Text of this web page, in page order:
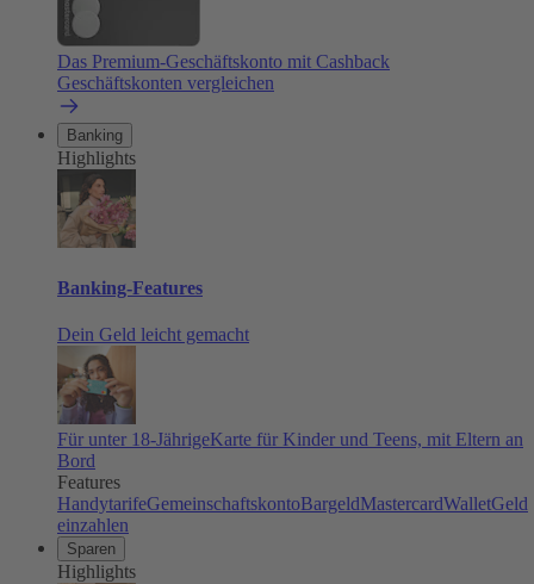
Das Premium-Geschäftskonto mit Cashback
Geschäftskonten vergleichen
Banking
Highlights
Banking-Features
Dein Geld leicht gemacht
Für unter 18-JährigeKarte für Kinder und Teens, mit Eltern an
Bord
Features
HandytarifeGemeinschaftskontoBargeldMastercardWalletGeld
einzahlen
Sparen
Highlights